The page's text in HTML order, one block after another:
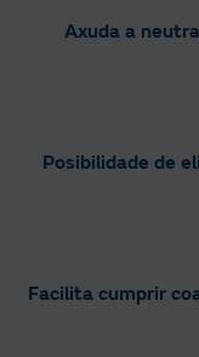
Axuda a
Posibilidade de
Facilita cumprir